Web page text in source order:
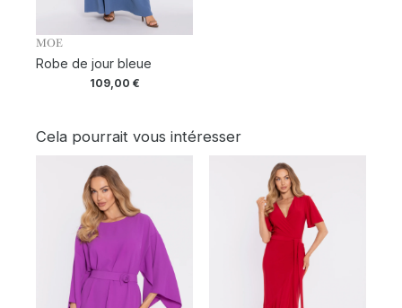
MOE
Robe de jour bleue
109,00 €
Cela pourrait vous intéresser